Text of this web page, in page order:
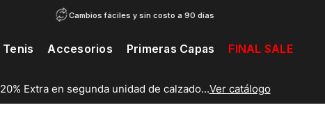
Cambios fáciles y sin costo a 90 días
Tenis Accesorios Primeras Capas FINAL SALE
20% Extra en segunda unidad de calzado...Ver catálogo